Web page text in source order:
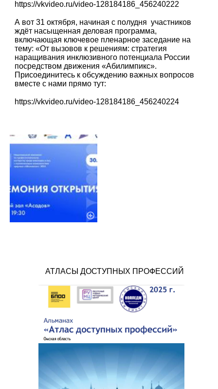
https://vkvideo.ru/video-128184186_456240222
А вот 31 октября, начиная с полудня участников
ждёт насыщенная деловая программа,
включающая ключевое пленарное заседание на
тему: «От вызовов к решениям: стратегия
наращивания инклюзивного потенциала России
посредством движения «Абилимпикс».
Присоединитесь к обсуждению важных вопросов
вместе с нами прямо тут:
https://vkvideo.ru/video-128184186_456240224
АТЛАСЫ ДОСТУПНЫХ ПРОФЕССИЙ